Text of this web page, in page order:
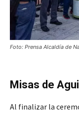
Foto: Prensa Alcaldía de
Misas de
Al finalizar la